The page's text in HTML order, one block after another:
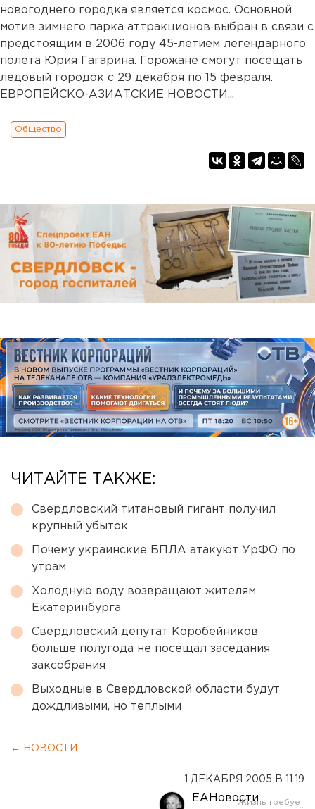
новогоднего городка является космос. Основной
мотив зимнего парка аттракционов выбран в связи с
предстоящим в 2006 году 45-летием легендарного
полета Юрия Гагарина. Горожане смогут посещать
ледовый городок с 29 декабря по 15 февраля.
ЕВРОПЕЙСКО-АЗИАТСКИЕ НОВОСТИ...
Общество
ЧИТАЙТЕ ТАКЖЕ:
Свердловский титановый гигант получил
крупный убыток
Почему украинские БПЛА атакуют УрФО по
утрам
Холодную воду возвращают жителям
Екатеринбурга
Свердловский депутат Коробейников
больше полугода не посещал заседания
заксобрания
Выходные в Свердловской области будут
дождливыми, но теплыми
← НОВОСТИ
1 ДЕКАБРЯ 2005 В 11:19
ЕАНовости